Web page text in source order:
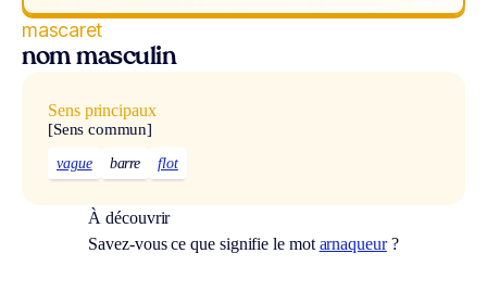
mascaret
nom masculin
Sens principaux
[Sens commun]
vague barre flot
À découvrir
Savez-vous ce que signifie le mot arnaqueur?